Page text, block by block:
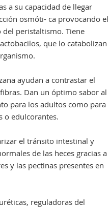
a su capacidad de llegar
osmóti- ca provocando el
peristaltismo. Tiene
que lo catabolizan
ayudan a contrastar el
Dan un óptimo sabor al
para los adultos como para
o edulcorantes.
el tránsito intestinal y
de las heces gracias a
y las pectinas presentes en
reguladoras del